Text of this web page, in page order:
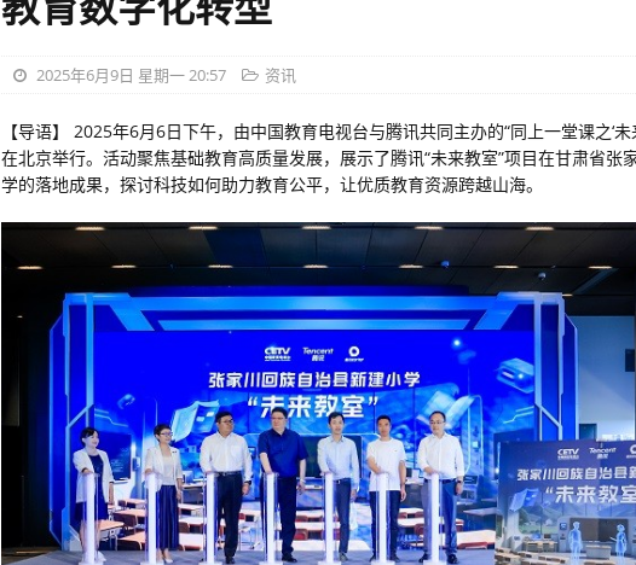
2025年6月9日 星期一 20:57 资讯
【导语】 2025年6月6日下午，由中国教育电视台与腾讯共同主办的“同上一堂课之‘未
在北京举行。活动聚焦基础教育高质量发展，展示了腾讯“未来教室”项目在甘肃省张
学的落地成果，探讨科技如何助力教育公平，让优质教育资源跨越山海。